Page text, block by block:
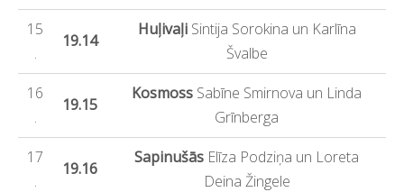
15
.
19.14
HuļivaļiSintija Sorokina un Karlīna
Švalbe
16
.
19.15
Kosmoss Sabīne Smirnova un Linda
Grīnberga
17
.
19.16
Sapinušās Elīza Podziņa un Loreta
Deina Žingele